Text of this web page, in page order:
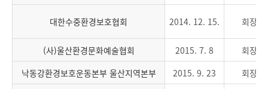
대한수중환경보호협회 2014. 12. 15. 회장
(사)울산환경문화예술협회 2015. 7. 8
회장
낙동강환경보호운동본부 울산지역본부
2015. 9. 23
회장